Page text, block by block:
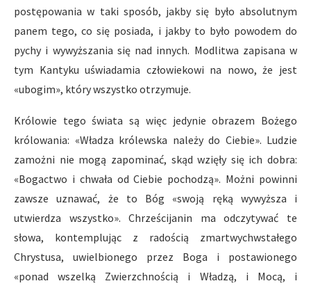
postępowania w taki sposób, jakby się było absolutnym
panem tego, co się posiada, i jakby to było powodem do
pychy i wywyższania się nad innych. Modlitwa zapisana w
tym Kantyku uświadamia człowiekowi na nowo, że jest
«ubogim», który wszystko otrzymuje.
Królowie tego świata są więc jedynie obrazem Bożego
królowania: «Władza królewska należy do Ciebie». Ludzie
zamożni nie mogą zapominać, skąd wzięły się ich dobra:
«Bogactwo i chwała od Ciebie pochodzą». Możni powinni
zawsze uznawać, że to Bóg «swoją ręką wywyższa i
utwierdza wszystko». Chrześcijanin ma odczytywać te
słowa, kontemplując z radością zmartwychwstałego
Chrystusa, uwielbionego przez Boga i postawionego
«ponad wszelką Zwierzchnością i Władzą, i Mocą, i